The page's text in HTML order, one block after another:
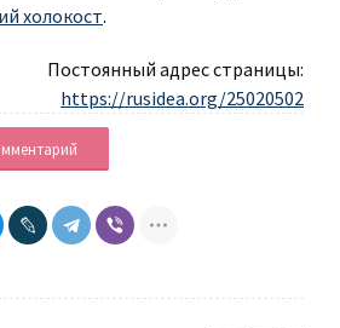
холокост.
Постоянный адрес страницы:
https://rusidea.org/25020502